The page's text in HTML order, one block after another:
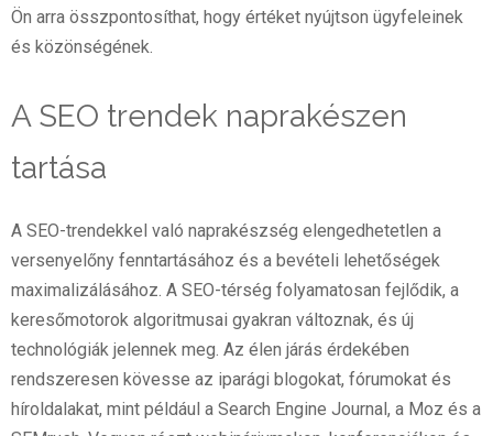
Ön arra összpontosíthat, hogy értéket nyújtson ügyfeleinek
és közönségének.
A SEO trendek naprakészen
tartása
A SEO-trendekkel való naprakészség elengedhetetlen a
versenyelőny fenntartásához és a bevételi lehetőségek
maximalizálásához. A SEO-térség folyamatosan fejlődik, a
keresőmotorok algoritmusai gyakran változnak, és új
technológiák jelennek meg. Az élen járás érdekében
rendszeresen kövesse az iparági blogokat, fórumokat és
híroldalakat, mint például a Search Engine Journal, a Moz és a